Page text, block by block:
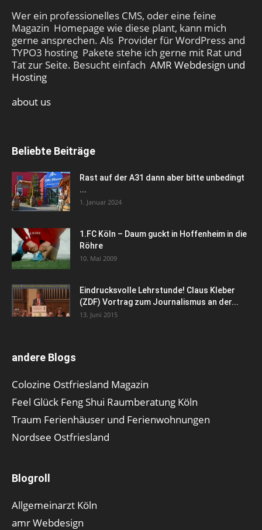
Wer ein professionelles CMS, oder eine feine
Magazin Homepage wie diese plant, kann mich
gerne ansprechen. Als Provider für WordPress and
TYPO3 hosting Pakete stehe ich gerne mit Rat und
Tat zur Seite. Besucht einfach AMR Webdesign und
Hosting
about us
Beliebte Beiträge
Rast auf der A31 dann aber bitte unbedingt
...
1. Januar 2024
1.FC Köln – Daum guckt in Hoffenheim in die
Röhre
10. Mai 2009
Eindrucksvolle Lehrstunde! Claus Kleber
(ZDF) Vortrag zum Journalismus an der...
13. Juni 2015
andere Blogs
Colozine Ostfriesland Magazin
Feel Glück Feng Shui Raumberatung Köln
Traum Ferienhäuser und Ferienwohnungen
Nordsee Ostfriesland
Blogroll
Allgemeinarzt Köln
amr Webdesign